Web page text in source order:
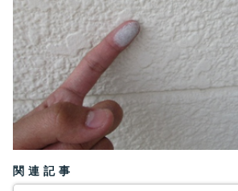
関連記事